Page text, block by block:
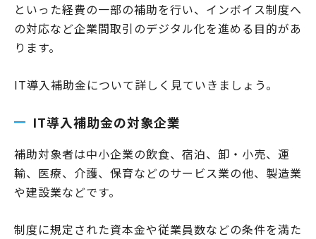
といった経費の一部の補助を行い、インボイス制度へ
の対応など企業間取引のデジタル化を進める目的があ
ります。
IT導入補助金について詳しく見ていきましょう。
IT導入補助金の対象企業
補助対象者は中小企業の飲食、宿泊、卸・小売、運
輸、医療、介護、保育などのサービス業の他、製造業
や建設業などです。
制度に規定された資本金や従業員数などの条件を満た